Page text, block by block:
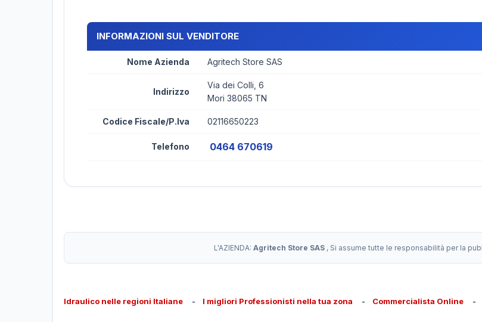
INFORMAZIONI SUL VENDITORE
Nome Azienda Agritech Store SAS
Indirizzo
Via dei Colli, 6
Mori 38065 TN
Codice Fiscale/P.Iva 02116650223
Telefono 0464 670619
L'AZIENDA: Agritech Store SAS , Si assume tutte le responsabilità per la
Idraulico nelle regioni Italiane - I migliori Professionisti nella tua zona - Commercialista Online -